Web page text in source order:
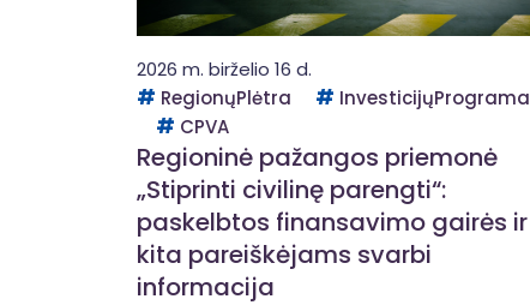
2026 m. birželio 16 d.
RegionųPlėtra
InvesticijųPrograma
CPVA
Regioninė pažangos priemonė
„Stiprinti civilinę parengti“:
paskelbtos finansavimo gairės ir
kita pareiškėjams svarbi
informacija